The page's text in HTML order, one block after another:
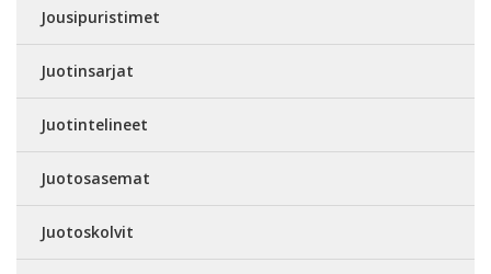
Jousipuristimet
Juotinsarjat
Juotintelineet
Juotosasemat
Juotoskolvit